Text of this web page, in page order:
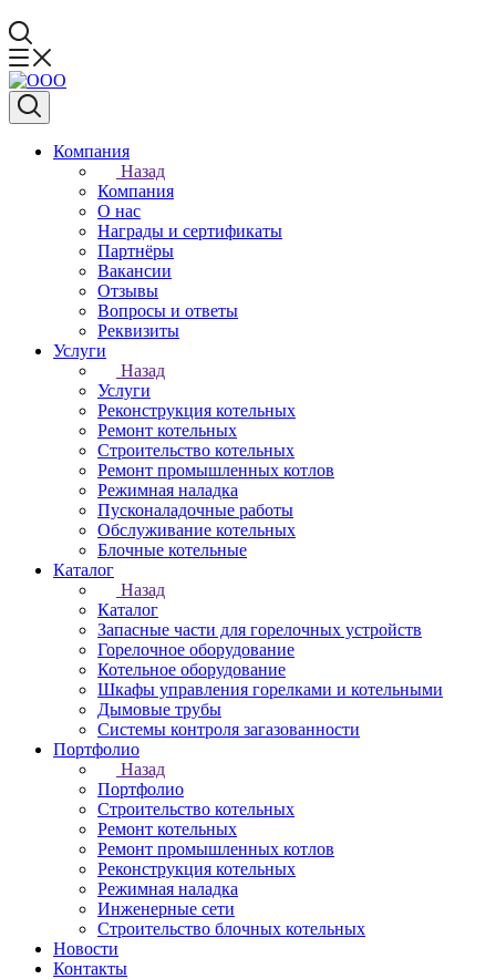
Компания
Назад
Компания
О нас
Награды и сертификаты
Партнёры
Вакансии
Отзывы
Вопросы и ответы
Реквизиты
Услуги
Назад
Услуги
Реконструкция котельных
Ремонт котельных
Строительство котельных
Ремонт промышленных котлов
Режимная наладка
Пусконаладочные работы
Обслуживание котельных
Блочные котельные
Каталог
Назад
Каталог
Запасные части для горелочных устройств
Горелочное оборудование
Котельное оборудование
Шкафы управления горелками и котельными
Дымовые трубы
Системы контроля загазованности
Портфолио
Назад
Портфолио
Строительство котельных
Ремонт котельных
Ремонт промышленных котлов
Реконструкция котельных
Режимная наладка
Инженерные сети
Строительство блочных котельных
Новости
Контакты